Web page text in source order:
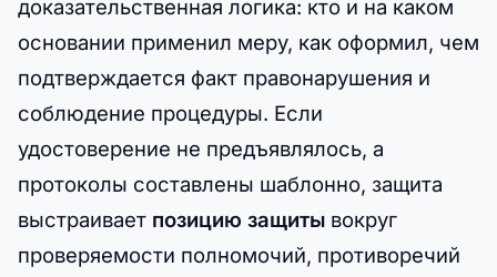
доказательственная логика: кто и на каком
основании применил меру, как оформил, чем
подтверждается факт правонарушения и
соблюдение процедуры. Если
удостоверение не предъявлялось, а
протоколы составлены шаблонно, защита
выстраивает позицию защиты вокруг
проверяемости полномочий, противоречий